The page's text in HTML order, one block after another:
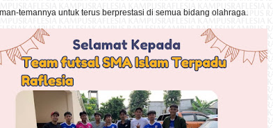
temannya untuk terus berprestasi di semua bidang olahraga.